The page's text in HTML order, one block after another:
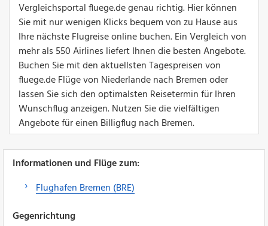
Vergleichsportal fluege.de genau richtig. Hier können
Sie mit nur wenigen Klicks bequem von zu Hause aus
Ihre nächste Flugreise online buchen. Ein Vergleich von
mehr als 550 Airlines liefert Ihnen die besten Angebote.
Buchen Sie mit den aktuellsten Tagespreisen von
fluege.de Flüge von Niederlande nach Bremen oder
lassen Sie sich den optimalsten Reisetermin für Ihren
Wunschflug anzeigen. Nutzen Sie die vielfältigen
Angebote für einen Billigflug nach Bremen.
Informationen und Flüge zum:
Flughafen Bremen (BRE)
Gegenrichtung